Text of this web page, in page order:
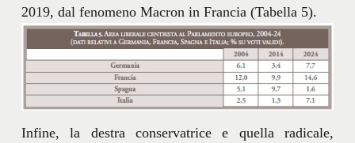
2019, dal fenomeno Macron in Francia (Tabella 5).
Infine, la destra conservatrice e quella radicale,